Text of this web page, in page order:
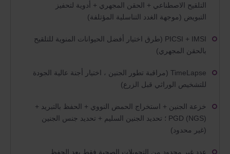
التلقيح الاصطناعي + الحقن المجهري + أدوية لتحفيز
التبويض (موجهة الغدد التناسلية المؤتلفة)
PICSI + IMSI (طرق اختيار أفضل الحيوانات المنوية للتلقيح
بالحقن المجهري)
TimeLapse (مراقبة تطور الجنين ، اختيار أجنة عالية الجودة
للتشخيص الوراثي قبل الزرع)
خزعة الجنين + استخراج الحمض النووي + الحفظ بالتبريد +
PGD (NGS) ؛ تحديد الجنين السليم + تحديد جنس الجنين
(غير محدود)
عدد غير محدود من التحويلات الصحية فقط بعد الحفظ